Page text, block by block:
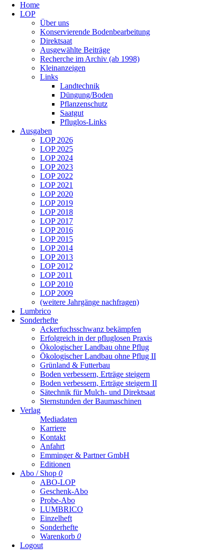
überspringen
Home
LOP
Über uns
Konservierende Bodenbearbeitung
Direktsaat
Ausgewählte Beiträge
Recherche im Archiv (ab 1998)
Kleinanzeigen
Links
Landtechnik
Düngung/Boden
Pflanzenschutz
Saatgut
Pfluglos-Links
Ausgaben
LOP 2026
LOP 2025
LOP 2024
LOP 2023
LOP 2022
LOP 2021
LOP 2020
LOP 2019
LOP 2018
LOP 2017
LOP 2016
LOP 2015
LOP 2014
LOP 2013
LOP 2012
LOP 2011
LOP 2010
LOP 2009
(weitere Jahrgänge nachfragen)
Lumbrico
Sonderhefte
Ackerfuchsschwanz bekämpfen
Erfolgreich in der pfluglosen Praxis
Ökologischer Landbau ohne Pflug
Ökologischer Landbau ohne Pflug II
Grünland & Futterbau
Boden verbessern, Erträge steigern
Boden verbessern, Erträge steigern II
Sätechnik für Mulch- und Direktsaat
Sternstunden der Baumaschinen
Verlag
Mediadaten
Karriere
Kontakt
Anfahrt
Emminger & Partner GmbH
Editionen
Abo / Shop 0
ABO-LOP
Geschenk-Abo
Probe-Abo
LUMBRICO
Einzelheft
Sonderhefte
Warenkorb 0
Logout